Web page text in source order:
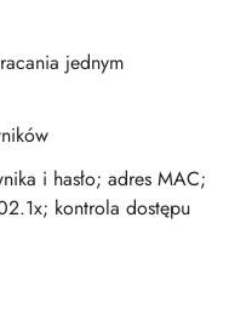
jednym
i hasło; adres MAC;
kontrola dostępu